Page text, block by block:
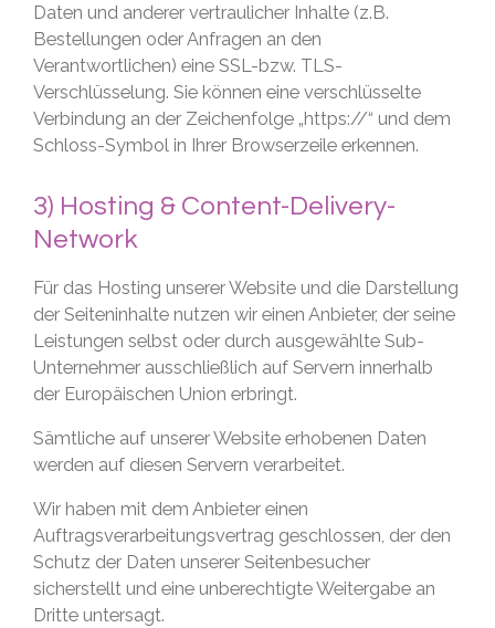
Daten und anderer vertraulicher Inhalte (z.B.
Bestellungen oder Anfragen an den
Verantwortlichen) eine SSL-bzw. TLS-
Verschlüsselung. Sie können eine verschlüsselte
Verbindung an der Zeichenfolge „https://“ und dem
Schloss-Symbol in Ihrer Browserzeile erkennen.
3) Hosting & Content-Delivery-
Network
Für das Hosting unserer Website und die Darstellung
der Seiteninhalte nutzen wir einen Anbieter, der seine
Leistungen selbst oder durch ausgewählte Sub-
Unternehmer ausschließlich auf Servern innerhalb
der Europäischen Union erbringt.
Sämtliche auf unserer Website erhobenen Daten
werden auf diesen Servern verarbeitet.
Wir haben mit dem Anbieter einen
Auftragsverarbeitungsvertrag geschlossen, der den
Schutz der Daten unserer Seitenbesucher
sicherstellt und eine unberechtigte Weitergabe an
Dritte untersagt.